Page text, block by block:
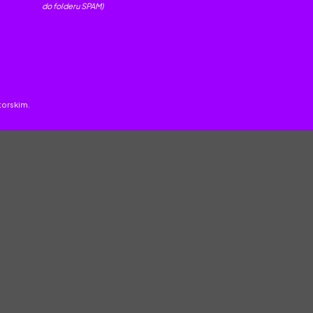
do folderu SPAM)